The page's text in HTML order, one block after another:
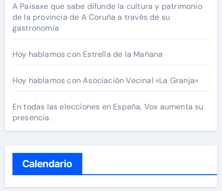
A Paisaxe que sabe difunde la cultura y patrimonio
de la provincia de A Coruña a través de su
gastronomía
Hoy hablamos con Estrella de la Mañana
Hoy hablamos con Asociación Vecinal «La Granja»
En todas las elecciones en España, Vox aumenta su
presencia.
Calendario